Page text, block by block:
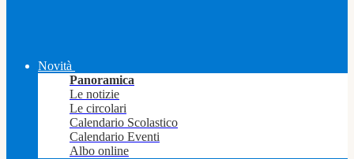
Novità
Panoramica
Le notizie
Le circolari
Calendario Scolastico
Calendario Eventi
Albo online